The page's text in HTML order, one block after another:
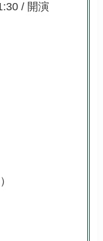
/ 開演